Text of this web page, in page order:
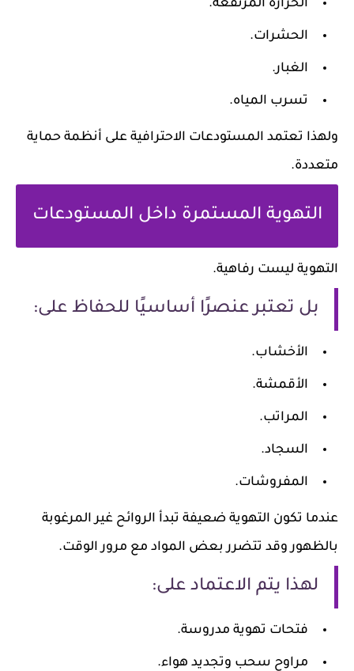
الحرارة المرتفعة.
الحشرات.
الغبار.
تسرب المياه.
ولهذا تعتمد المستودعات الاحترافية على أنظمة حماية
متعددة.
التهوية المستمرة داخل المستودعات
التهوية ليست رفاهية.
بل تعتبر عنصرًا أساسيًا للحفاظ على:
الأخشاب.
الأقمشة.
المراتب.
السجاد.
المفروشات.
عندما تكون التهوية ضعيفة تبدأ الروائح غير المرغوبة
بالظهور وقد تتضرر بعض المواد مع مرور الوقت.
لهذا يتم الاعتماد على:
فتحات تهوية مدروسة.
مراوح سحب وتجديد هواء.